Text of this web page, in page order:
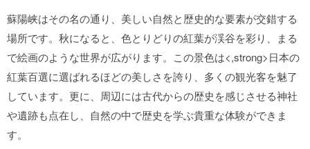
蘇陽峡はその名の通り、美しい自然と歴史的な要素が交錯する
場所です。秋になると、色とりどりの紅葉が渓谷を彩り、まる
で絵画のような世界が広がります。この景色は<,strong>日本の
紅葉百選に選ばれるほどの美しさを誇り、多くの観光客を魅了
しています。更に、周辺には古代からの歴史を感じさせる神社
や遺跡も点在し、自然の中で歴史を学ぶ貴重な体験ができま
す。